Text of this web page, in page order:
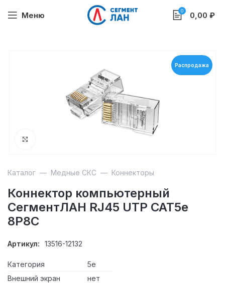
Меню 0 0,00 ₽
Распродажа
Каталог — Медные СКС — Коннекторы
Коннектор компьютерный
СегментЛАН RJ45 UTP CAT5e
8Р8С
Артикул: 13516-12132
Категория
5e
Внешний экран
нет